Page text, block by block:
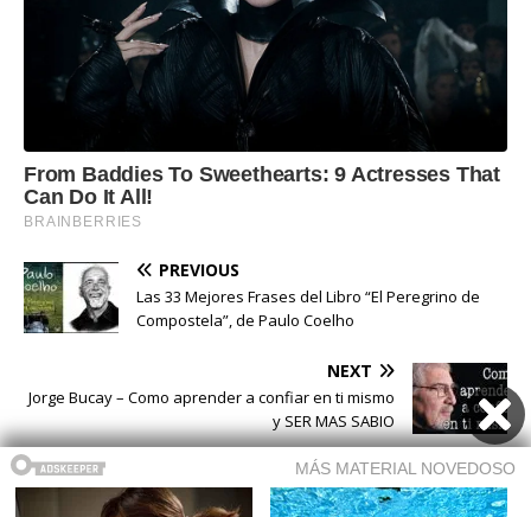
PREVIOUS
Las 33 Mejores Frases del Libro “El Peregrino de
Compostela”, de Paulo Coelho
NEXT
Jorge Bucay – Como aprender a confiar en ti mismo
y SER MAS SABIO